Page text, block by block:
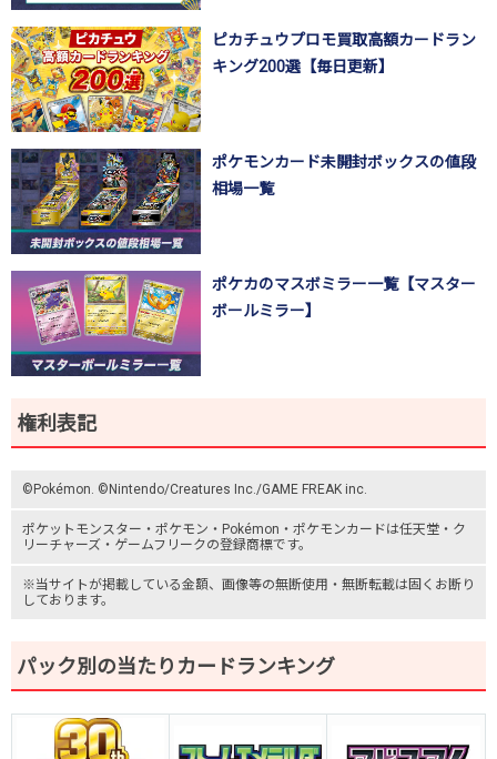
ピカチュウプロモ買取高額カードラン
キング200選【毎日更新】
ポケモンカード未開封ボックスの値段
相場一覧
ポケカのマスボミラー一覧【マスター
ボールミラー】
権利表記
©Pokémon. ©Nintendo/Creatures Inc./GAME FREAK inc.
ポケットモンスター ・ポケモン・Pokémon・ ポケモンカードは任天堂・ ク
リーチャーズ ・ ゲームフリークの登録商標です。
※当サイトが掲載している金額、画像等の無断使用・無断転載は固くお断り
しております。
パック別の当たりカードランキング